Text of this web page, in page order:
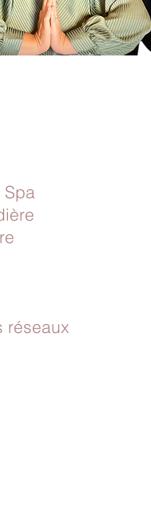
14 43 29
réseaux